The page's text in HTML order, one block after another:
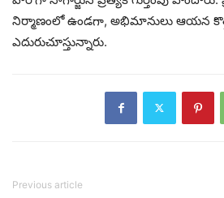
నిర్మాణంలో ఉండగా, అభిమానులు ఆయన
ఎదురుచూస్తున్నారు.
Previous article